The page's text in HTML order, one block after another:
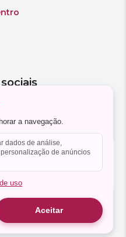
a navegação.
dados de análise,
de anúncios
uso
Aceitar